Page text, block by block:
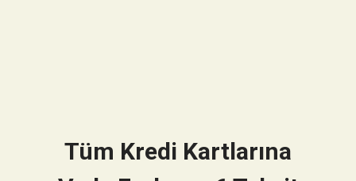
Tüm Kredi Kartlarına